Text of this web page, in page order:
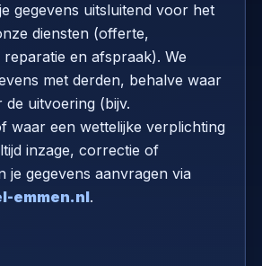
gegevens uitsluitend voor het
diensten (offerte,
en afspraak). We
met derden, behalve waar
de uitvoering (bijv.
waar een wettelijke verplichting
inzage, correctie of
je gegevens aanvragen via
emmen.nl.